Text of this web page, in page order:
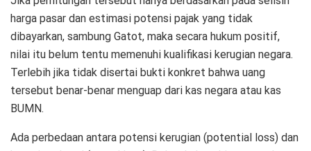
harga pasar dan estimasi potensi pajak yang tidak
dibayarkan, sambung Gatot, maka secara hukum positif,
nilai itu belum tentu memenuhi kualifikasi kerugian negara.
Terlebih jika tidak disertai bukti konkret bahwa uang
tersebut benar-benar menguap dari kas negara atau kas
BUMN.
Ada perbedaan antara potensi kerugian (potential loss) dan